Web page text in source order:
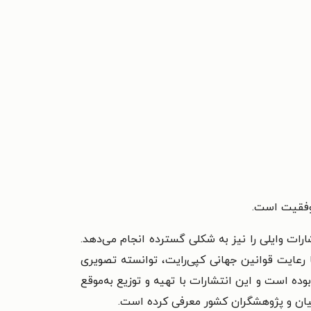
است.
وایلی را نیز به شکلی گسترده انجام می‌دهد.
و با رعایت قوانین جهانی کپی‌رایت، توانسته تصویری
است و این انتشارات با تهیه و توزیع به‌موقع
و پژوهشگران کشور معرفی کرده است.